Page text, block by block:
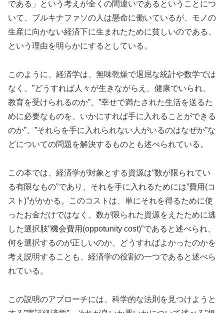
である」という考えが全くの間違いであるということにつ
いて、ブルキナファソの人は懸命に働いているが、モノの
生産に向かない経済下に生まれたために貧しいのである、
という理由を明らかにするとしている。
このように、経済学は、無味乾燥で退屈な統計や数学では
なく、”どうすれば人々が生きながらえ、健康でいられ、
教育を受けられるのか”、”幸せで満たされた生活を送るた
めに必要なものを、いかにすれば手に入れることができる
のか”、”それらを手に入れられない人がいるのはなぜか”な
どについての問題を解決するものとも述べられている。
この本では、経済学が対象とする資源は”数が限られてい
る有限なもの”であり、それを手に入れるためには”費用(コ
スト)”がかかる。このコストは、単にそれを得るために使
ったお金だけではなく、数が限られた資源をえたために逃
した選択肢”機会費用(oppotunity cost)”であると述べられ、
何を選択するのが正しいのか、どうすればよかったのかを
考え説明することも、経済学の役割の一つであると述べら
れている。
この説明のアプローチには、科学的な法則を見つけようと